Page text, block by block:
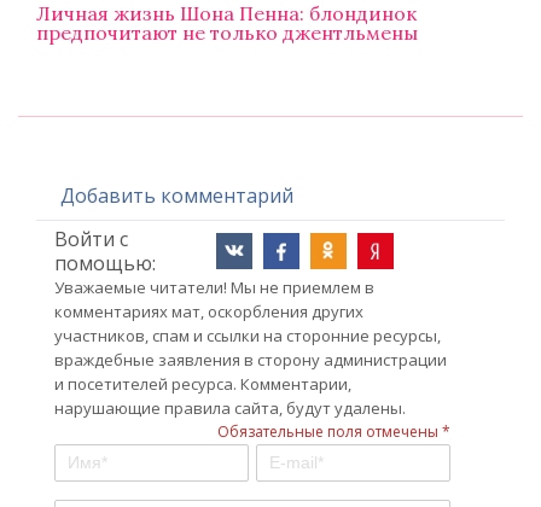
Личная жизнь Шона Пенна: блондинок
предпочитают не только джентльмены
Добавить комментарий
Войти с
помощью:
Уважаемые читатели! Мы не приемлем в
комментариях мат, оскорбления других
участников, спам и ссылки на сторонние ресурсы,
враждебные заявления в сторону администрации
и посетителей ресурса. Комментарии,
нарушающие правила сайта, будут удалены.
Обязательные поля отмечены *